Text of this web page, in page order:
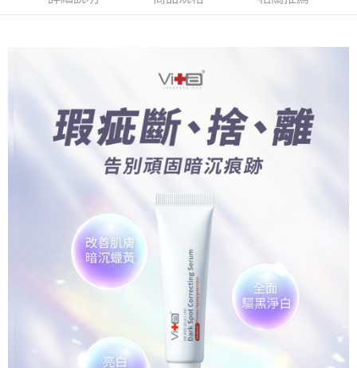
３．未成年的使用者請事先徵得法定代理人或監護人之同意方可使用
４．使用「AFTEE先享後付」時，將依據個別帳號之用戶狀況，依本公司即
時審查核予不同之上限額度；若仍有額度不足之情形，本公司將視審查結果
請求用戶進行身份認證。
５．嚴禁一人註冊多個帳號或使用他人資訊註冊。若發現惡意使用之情形，
每筆NT$65，滿NT$490(含以上)免運費
每筆NT$100，滿NT$790(含以上)免運費
付款後寶雅門市自取(由倉庫統一出貨)
每筆NT$80，滿NT$290(含以上)免運費